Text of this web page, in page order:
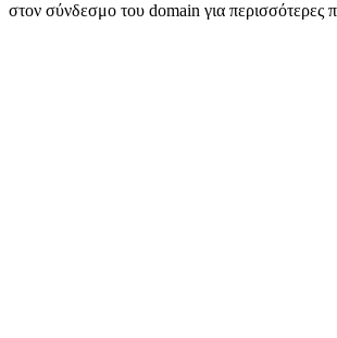
στον σύνδεσμο του domain για περισσότερες